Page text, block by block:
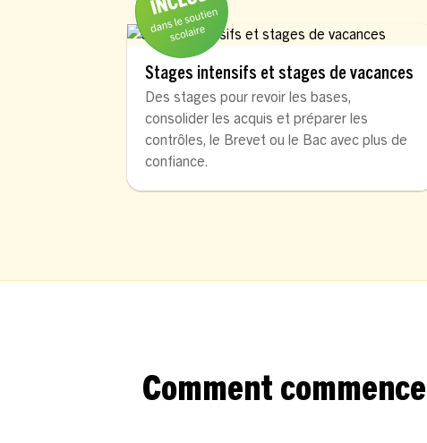
Stages intensifs et stages de vacances
Des stages pour revoir les bases,
consolider les acquis et préparer les
contrôles, le Brevet ou le Bac avec plus de
confiance.
Comment